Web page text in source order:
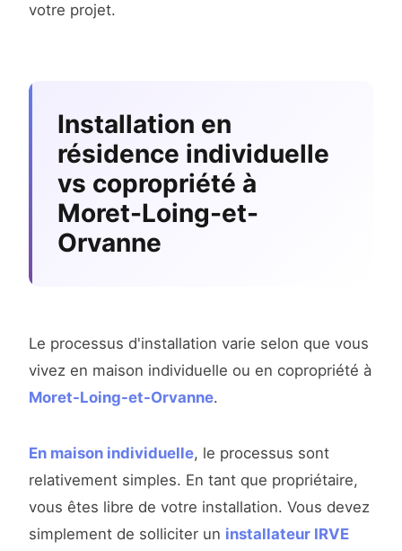
votre projet.
Installation en
résidence individuelle
vs copropriété à
Moret-Loing-et-
Orvanne
Le processus d'installation varie selon que vous
vivez en maison individuelle ou en copropriété à
Moret-Loing-et-Orvanne.
En maison individuelle, le processus sont
relativement simples. En tant que propriétaire,
vous êtes libre de votre installation. Vous devez
simplement de solliciter un installateur IRVE